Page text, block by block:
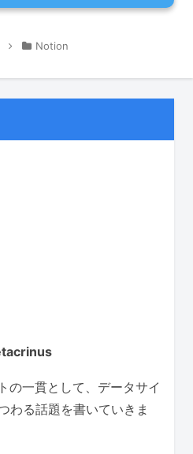
Notion
の一貫として、データサイ
わる話題を書いていきま